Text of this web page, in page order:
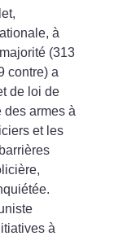
à
(313
contre) a
de loi de
des armes à
et les
à